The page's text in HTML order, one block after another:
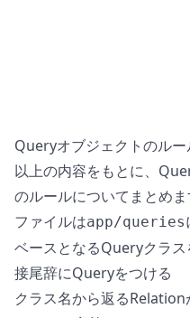
Queryオブジェクトのルー
以上の内容をもとに、
のルールについてまとめま
ファイルはapp/queries
ベースとなるQueryクラス
接尾辞にQueryをつける
クラス名から返る